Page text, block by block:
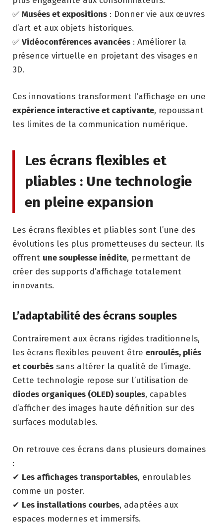
✅ Musées et expositions : Donner vie aux œuvres
d’art et aux objets historiques.
✅ Vidéoconférences avancées : Améliorer la
présence virtuelle en projetant des visages en
3D.
Ces innovations transforment l’affichage en une
expérience interactive et captivante, repoussant
les limites de la communication numérique.
Les écrans flexibles et
pliables : Une technologie
en pleine expansion
Les écrans flexibles et pliables sont l’une des
évolutions les plus prometteuses du secteur. Ils
offrent une souplesse inédite, permettant de
créer des supports d’affichage totalement
innovants.
L’adaptabilité des écrans souples
Contrairement aux écrans rigides traditionnels,
les écrans flexibles peuvent être enroulés, pliés
et courbés sans altérer la qualité de l’image.
Cette technologie repose sur l’utilisation de
diodes organiques (OLED) souples, capables
d’afficher des images haute définition sur des
surfaces modulables.
On retrouve ces écrans dans plusieurs domaines
:
✔ Les affichages transportables, enroulables
comme un poster.
✔ Les installations courbes, adaptées aux
espaces modernes et immersifs.